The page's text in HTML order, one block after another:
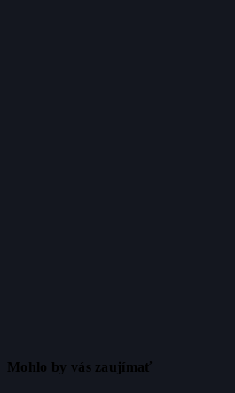
Mohlo by vás zaujímať